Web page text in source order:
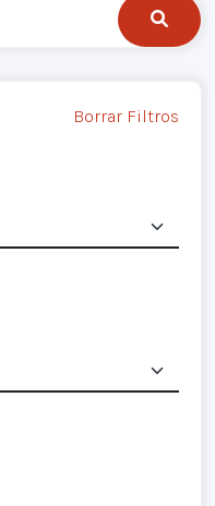
Borrar Filtros